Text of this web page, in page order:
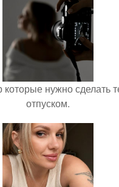
которые нужно сделать
отпуском.